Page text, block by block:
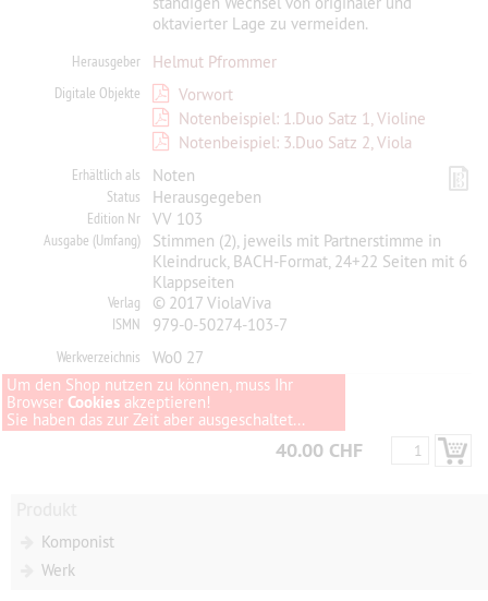
oktavierter Lage zu vermeiden.
Herausgeber Helmut Pfrommer
Digitale Objekte
Vorwort
Notenbeispiel: 1.Duo Satz 1, Violine
Notenbeispiel: 3.Duo Satz 2, Viola
Erhältlich als Noten
Status Herausgegeben
Edition Nr VV 103
Ausgabe (Umfang)
Stimmen (2), jeweils mit Partnerstimme in
Kleindruck, BACH-Format, 24+22 Seiten mit 6
Klappseiten
Verlag © 2017 ViolaViva
ISMN 979-0-50274-103-7
Werkverzeichnis
Wo0 27
Um den Shop nutzen zu können, muss Ihr
Browser Cookies akzeptieren!
Sie haben das zur Zeit aber ausgeschaltet...
40.00 CHF
Komponist
Werk